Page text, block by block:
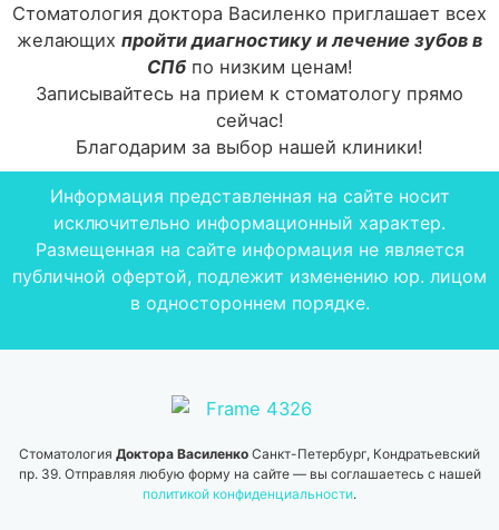
Стоматология доктора Василенко приглашает всех
желающих пройти диагностику и лечение зубов в
СПбпо низким ценам!
Записывайтесь на прием к стоматологу прямо
сейчас!
Благодарим за выбор нашей клиники!
Информация представленная на сайте носит
исключительно информационный характер.
Размещенная на сайте информация не является
публичной офертой, подлежит изменению юр. лицом
в одностороннем порядке.
Стоматология Доктора Василенко Санкт-Петербург, Кондратьевский
пр. 39. Отправляя любую форму на сайте — вы соглашаетесь с нашей
политикой конфиденциальности.